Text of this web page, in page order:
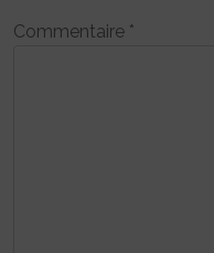
Commentaire *